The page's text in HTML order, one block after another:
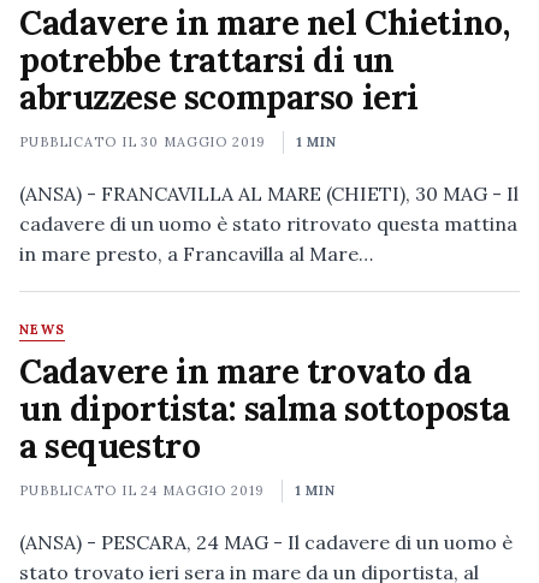
Cadavere in mare nel Chietino,
potrebbe trattarsi di un
abruzzese scomparso ieri
PUBBLICATO IL30 MAGGIO 2019 1 MIN
(ANSA) - FRANCAVILLA AL MARE (CHIETI), 30 MAG - Il
cadavere di un uomo è stato ritrovato questa mattina
in mare presto, a Francavilla al Mare…
NEWS
Cadavere in mare trovato da
un diportista: salma sottoposta
a sequestro
PUBBLICATO IL24 MAGGIO 2019 1 MIN
(ANSA) - PESCARA, 24 MAG - Il cadavere di un uomo è
stato trovato ieri sera in mare da un diportista, al